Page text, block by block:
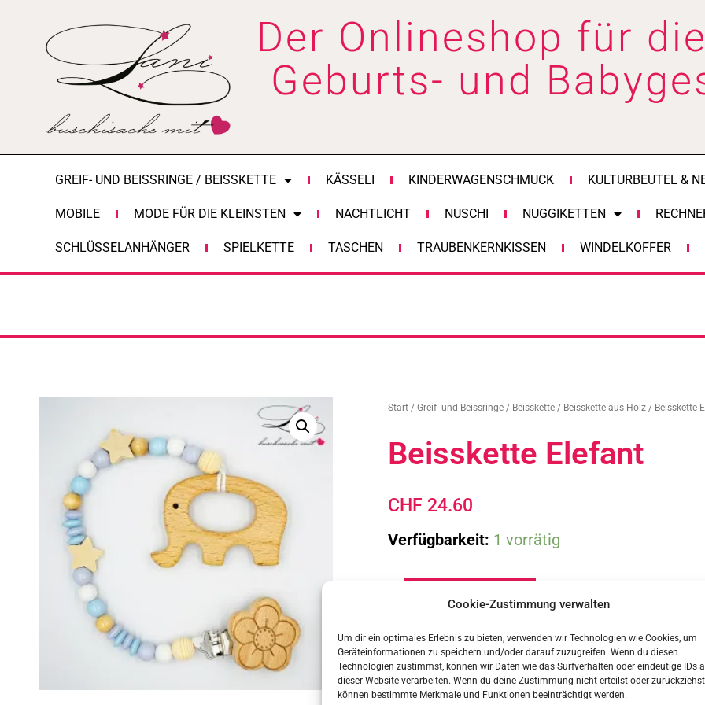
Cookie-Zustimmung verwalten
Um dir ein optimales Erlebnis zu bieten, verwenden wir Technologien wie Cookies, um
Geräteinformationen zu speichern und/oder darauf zuzugreifen. Wenn du diesen
Technologien zustimmst, können wir Daten wie das Surfverhalten oder eindeutige IDs
dieser Website verarbeiten. Wenn du deine Zustimmung nicht erteilst oder zurückziehst,
können bestimmte Merkmale und Funktionen beeinträchtigt werden.
springen
Der Onlineshop für
Geburts- und
GREIF- UND BEISSRINGE / BEISSKETTE KÄSSELI KINDERWAGENSCHMUCK KULTURBEUTEL &
MOBILE MODE FÜR DIE KLEINSTEN NACHTLICHT NUSCHI NUGGIKETTEN
SCHLÜSSELANHÄNGER SPIELKETTE TASCHEN TRAUBENKERNKISSEN WINDELKOFFER
Start /Greif- und Beissringe / Beisskette / Beisskette aus Holz / Beisskette
Beisskette Elefant
CHF 24.60
Verfügbarkeit: 1 vorrätig
Beisskette